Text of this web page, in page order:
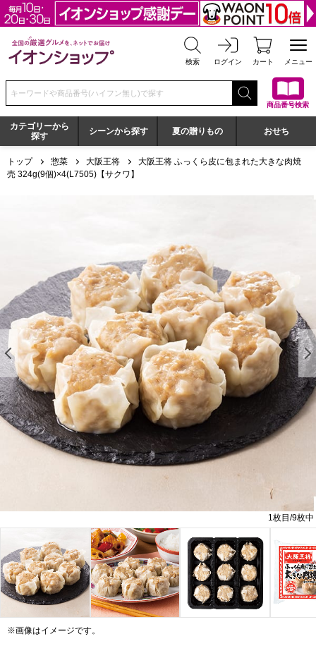
全国の厳選グルメを、ネットでお届け イオンショップ
検索 ログイン カート メニュー
検索キーワードまたは商品番号を入力してください
商品番号検索
カテゴリーから
探す
シーンから探す 夏の贈りもの おせち
トップ 惣菜 大阪王将
大阪王将 ふっくら皮に包まれた大きな肉焼
売 324g(9個)×4(L7505)【サクワ】
前の画像を表示する
1枚目/9枚中
※画像はイメージです。